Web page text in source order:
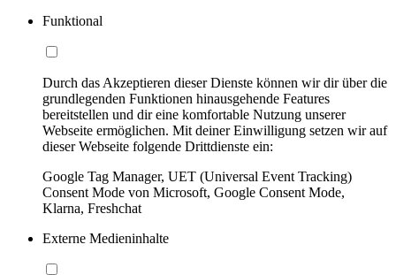
Funktional
Durch das Akzeptieren dieser Dienste können wir dir über die
grundlegenden Funktionen hinausgehende Features
bereitstellen und dir eine komfortable Nutzung unserer
Webseite ermöglichen. Mit deiner Einwilligung setzen wir auf
dieser Webseite folgende Drittdienste ein:
Google Tag Manager, UET (Universal Event Tracking)
Consent Mode von Microsoft, Google Consent Mode,
Klarna, Freshchat
Externe Medieninhalte